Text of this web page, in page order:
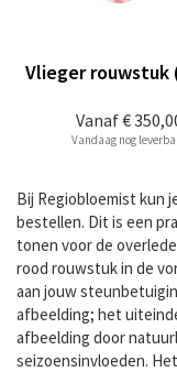
Vanaf€
Vlieger rouwstuk
Vandaag nog
Bij Regiobloemist kun
bestellen. Dit is een
tonen voor de
rood rouwstuk in de
aan jouw
afbeelding; het
afbeelding door
seizoensinvloeden.